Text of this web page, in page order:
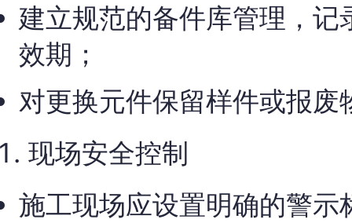
建立规范的备件库管理，
效期；
对更换元件保留样件或报
现场安全控制
施工现场应设置明确的警